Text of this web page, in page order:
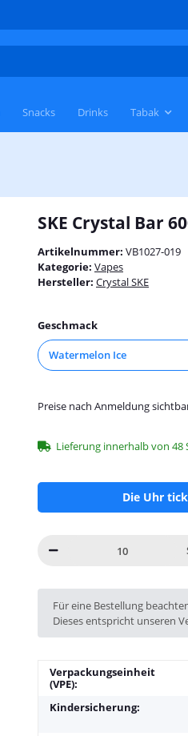
Snacks Drinks Tabak
SKE Crystal Bar
Artikelnummer: VB1027-019
Kategorie: Vapes
Hersteller: Crystal SKE
Geschmack
Watermelon Ice
Preise nach Anmeldung
Lieferung innerhalb von 48
Die Uhr
x
Für eine Bestellung
Dieses entspricht unseren
Verpackungseinheit
(VPE):
Kindersicherung: